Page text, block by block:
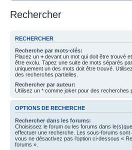
Rechercher
RECHERCHER
Recherche par mots-clés:
Placez un + devant un mot qui doit être trouvé
être exclu. Tapez une suite de mots séparés
uniquement un des mots doit être trouvé.
des recherches partielles.
Rechercher par auteur:
Utilisez un * comme joker pour des recherches
OPTIONS DE RECHERCHE
Rechercher dans les forums:
Choisissez le forum ou les forums dans
effectuer une recherche. Les sous-forums sont
vous ne désactivez pas l’option ci-dessous «
forums ».